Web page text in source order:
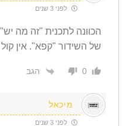
לפני 3 שנים
הכוונה לתכנית "זה מה
של השידור "קפא". אין קול
0 הגב
מיכאל
לפני 3 שנים